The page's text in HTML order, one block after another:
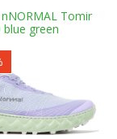
Tomir
blue green